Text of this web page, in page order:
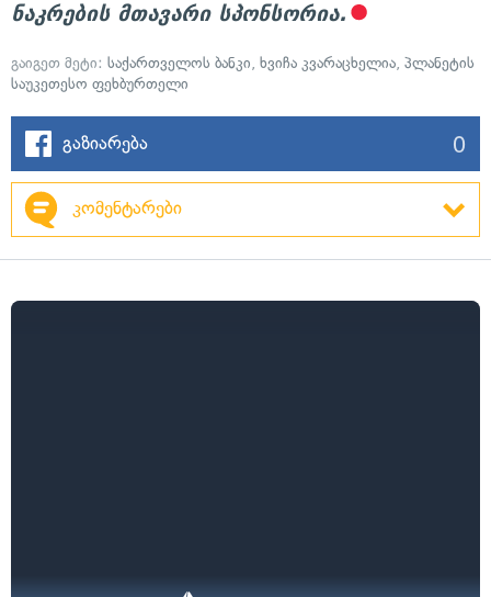
ნაკრების მთავარი სპონსორია.
გაიგეთ მეტი: საქართველოს ბანკი, ხვიჩა კვარაცხელია, პლანეტის
საუკეთესო ფეხბურთელი
გაზიარება 0
კომენტარები